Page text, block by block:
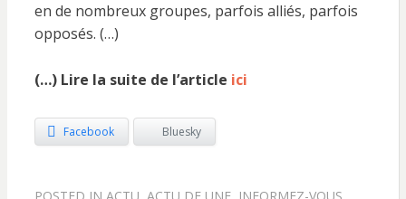
en de nombreux groupes, parfois alliés, parfois
opposés. (…)
(…) Lire la suite de l’article ici
Facebook Bluesky